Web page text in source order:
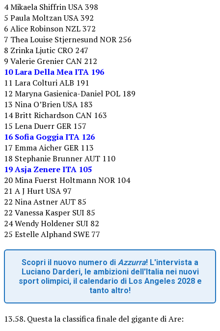
4 Mikaela Shiffrin USA 398
5 Paula Moltzan USA 392
6 Alice Robinson NZL 372
7 Thea Louise Stjernesund NOR 256
8 Zrinka Ljutic CRO 247
9 Valerie Grenier CAN 212
10 Lara Della Mea ITA 196
11 Lara Colturi ALB 191
12 Maryna Gasienica-Daniel POL 189
13 Nina O’Brien USA 183
14 Britt Richardson CAN 163
15 Lena Duerr GER 157
16 Sofia Goggia ITA 126
17 Emma Aicher GER 113
18 Stephanie Brunner AUT 110
19 Asja Zenere ITA 105
20 Mina Fuerst Holtmann NOR 104
21 A J Hurt USA 97
22 Nina Astner AUT 85
22 Vanessa Kasper SUI 85
24 Wendy Holdener SUI 82
25 Estelle Alphand SWE 77
Scopri il nuovo numero di Azzurra! L'intervista a
Luciano Darderi, le ambizioni dell'Italia nei nuovi
sport olimpici, il calendario di Los Angeles 2028 e
tanto altro!
13.58. Questa la classifica finale del gigante di Are: